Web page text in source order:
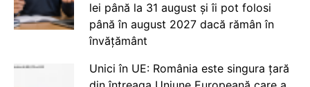
lei până la 31 august și îi pot folosi
până în august 2027 dacă rămân în
învățământ
Unici în UE: România este singura țară